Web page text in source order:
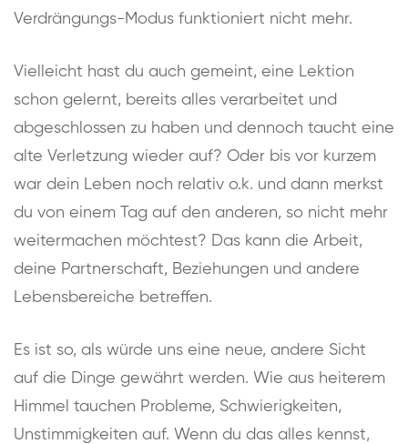
Verdrängungs-Modus funktioniert nicht mehr.
Vielleicht hast du auch gemeint, eine Lektion
schon gelernt, bereits alles verarbeitet und
abgeschlossen zu haben und dennoch taucht eine
alte Verletzung wieder auf? Oder bis vor kurzem
war dein Leben noch relativ o.k. und dann merkst
du von einem Tag auf den anderen, so nicht mehr
weitermachen möchtest? Das kann die Arbeit,
deine Partnerschaft, Beziehungen und andere
Lebensbereiche betreffen.
Es ist so, als würde uns eine neue, andere Sicht
auf die Dinge gewährt werden. Wie aus heiterem
Himmel tauchen Probleme, Schwierigkeiten,
Unstimmigkeiten auf. Wenn du das alles kennst,